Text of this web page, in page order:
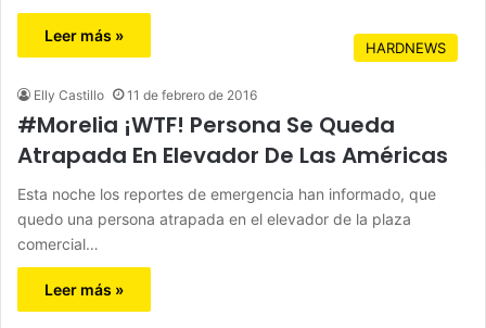
Leer más »
HARDNEWS
Elly Castillo 11 de febrero de 2016
‪#‎Morelia‬ ¡WTF! Persona Se Queda
Atrapada En Elevador De Las Américas
Esta noche los reportes de emergencia han informado, que
quedo una persona atrapada en el elevador de la plaza
comercial…
Leer más »